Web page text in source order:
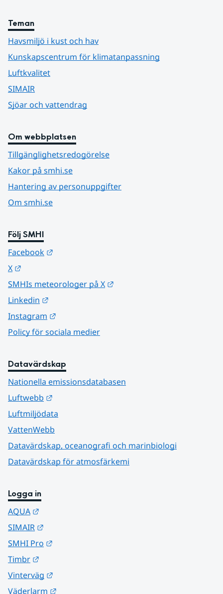
Teman
Havsmiljö i kust och hav
Kunskapscentrum för klimatanpassning
Luftkvalitet
SIMAIR
Sjöar och vattendrag
Om webbplatsen
Tillgänglighetsredogörelse
Kakor på smhi.se
Hantering av personuppgifter
Om smhi.se
Följ SMHI
Facebook
X
SMHIs meteorologer på X
Linkedin
Instagram
Policy för sociala medier
Datavärdskap
Nationella emissionsdatabasen
Luftwebb
Luftmiljödata
VattenWebb
Datavärdskap, oceanografi och marinbiologi
Datavärdskap för atmosfärkemi
Logga in
AQUA
SIMAIR
SMHI Pro
Timbr
Vinterväg
Väderlarm